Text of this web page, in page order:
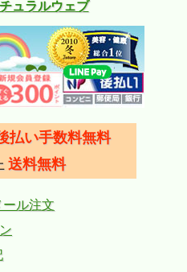
ュラルウェブ
払い手数料無料
送料無料
ル注文